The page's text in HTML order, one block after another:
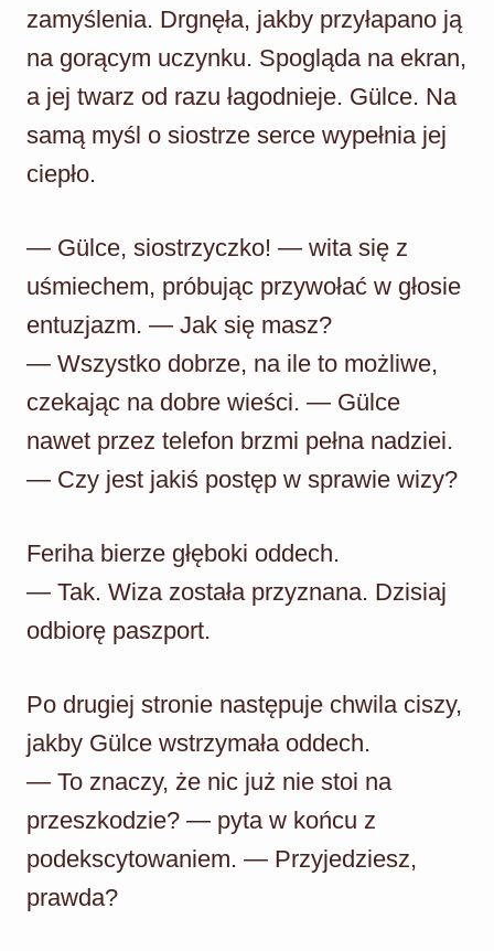
zamyślenia. Drgnęła, jakby przyłapano ją
na gorącym uczynku. Spogląda na ekran,
a jej twarz od razu łagodnieje. Gülce. Na
samą myśl o siostrze serce wypełnia jej
ciepło.
— Gülce, siostrzyczko! — wita się z
uśmiechem, próbując przywołać w głosie
entuzjazm. — Jak się masz?
— Wszystko dobrze, na ile to możliwe,
czekając na dobre wieści. — Gülce
nawet przez telefon brzmi pełna nadziei.
— Czy jest jakiś postęp w sprawie wizy?
Feriha bierze głęboki oddech.
— Tak. Wiza została przyznana. Dzisiaj
odbiorę paszport.
Po drugiej stronie następuje chwila ciszy,
jakby Gülce wstrzymała oddech.
— To znaczy, że nic już nie stoi na
przeszkodzie? — pyta w końcu z
podekscytowaniem. — Przyjedziesz,
prawda?